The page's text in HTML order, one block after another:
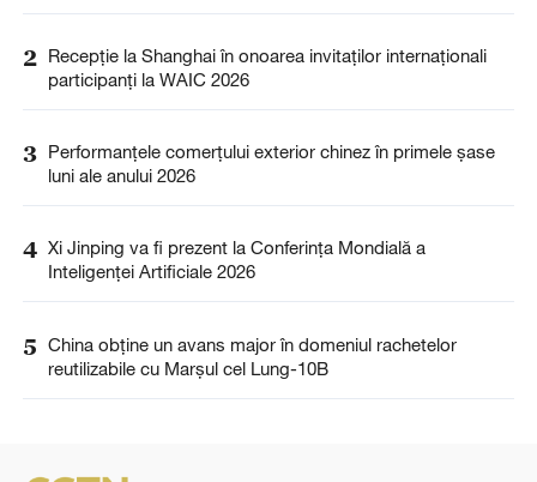
2 Recepție la Shanghai în onoarea invitaților internaționali
participanți la WAIC 2026
3 Performanțele comerțului exterior chinez în primele șase
luni ale anului 2026
4 Xi Jinping va fi prezent la Conferința Mondială a
Inteligenței Artificiale 2026
5 China obține un avans major în domeniul rachetelor
reutilizabile cu Marșul cel Lung-10B